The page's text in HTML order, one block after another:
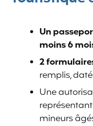
Un
moins 6
2
remplis,
Une
mineurs